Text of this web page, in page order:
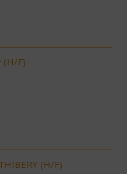
(H/F)
(H/F)